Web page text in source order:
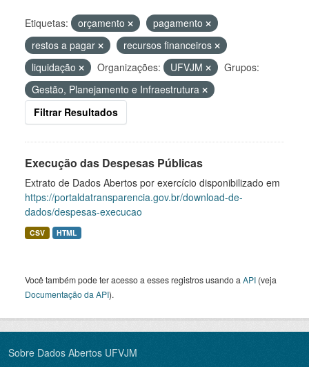
Etiquetas: orçamento
pagamento
restos a pagar
recursos financeiros
liquidação
Organizações: UFVJM
Grupos:
Gestão, Planejamento e Infraestrutura
Filtrar Resultados
Execução das Despesas Públicas
Extrato de Dados Abertos por exercício disponibilizado em
https://portaldatransparencia.gov.br/download-de-
dados/despesas-execucao
CSV HTML
Você também pode ter acesso a esses registros usando a API (veja
Documentação da API).
Sobre Dados Abertos UFVJM